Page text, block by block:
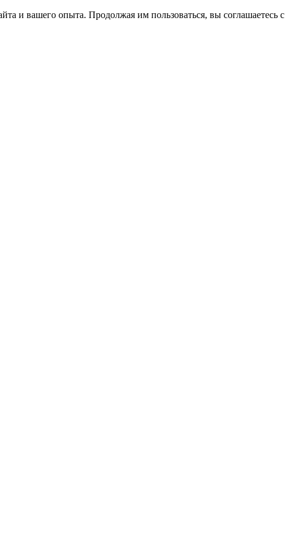
и вашего опыта. Продолжая им пользоваться, вы соглашаетесь с